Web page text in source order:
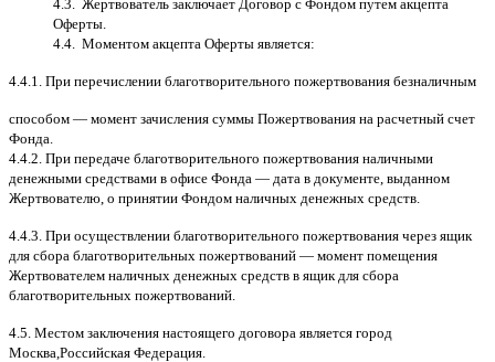
4.3. Жертвователь заключает Договор c Фондом путем акцепта
Оферты
4.4. Моментом акцепта Оферты является:
4.4.1. При перечислении благотворительного пожертвования безналичным
способом — момент зачисления суммы Пожертвования на расчетный счет
Фонда
4.4.2. При передаче благотворительного пожертвования наличными
денежными средствами в офисе Фонда — дата в документе выданном
Жертвователю o принятии Фондом наличных денежных средств
4.4.3. При осуществлении благотворительного пожертвования через ящик
для сбора благотворительных пожертвований — момент помещения
Жертвователем наличных денежных средств в ящик для сбора
благотворительных пожертвований
4.5. Местом заключения настоящего договора является город
Москва Российская Федерация